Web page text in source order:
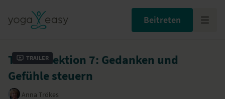
Beitreten
Trailer
Teil 2 – Lektion 7: Gedanken und
Gefühle steuern
Anna Trökes